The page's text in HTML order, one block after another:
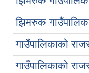
झिमरुक
गाउँपालिकाको
गाउँपालिकाको